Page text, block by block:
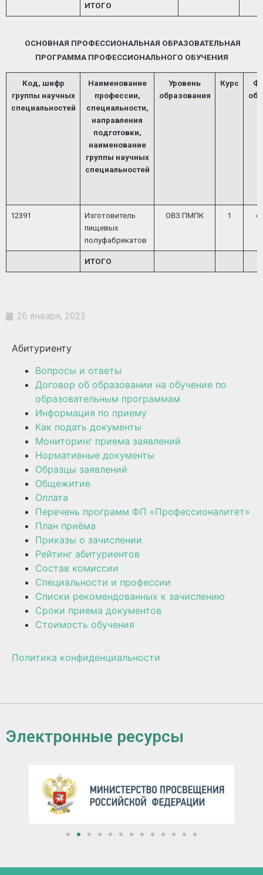
ИТОГО
ОСНОВНАЯ ПРОФЕССИОНАЛЬНАЯ ОБРАЗОВАТЕЛЬНАЯ
ПРОГРАММА ПРОФЕССИОНАЛЬНОГО ОБУЧЕНИЯ
Код, шифр
группы научных
специальностей
Наименование
профессии,
специальности,
направления
подготовки,
наименование
группы научных
специальностей
Уровень
образования
Курс
12391
Изготовитель
пищевых
полуфабрикатов
ОВЗ ПМПК 1
ИТОГО
26 января, 2023
Абитуриенту
Вопросы и ответы
Договор об образовании на обучение по
образовательным программам
Информация по приему
Как подать документы
Мониторинг приема заявлений
Нормативные документы
Образцы заявлений
Общежитие
Оплата
Перечень программ ФП «Профессионалитет»
План приёма
Приказы о зачислении
Рейтинг абитуриентов
Состав комиссии
Специальности и профессии
Списки рекомендованных к зачислению
Сроки приема документов
Стоимость обучения
Политика конфиденциальности
Электронные ресурсы